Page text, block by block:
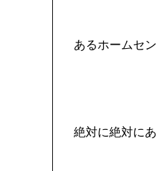
あるホームセ
絶対に絶対に